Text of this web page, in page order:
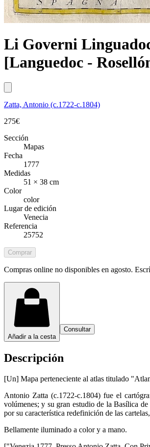
Li Governi
[Languedoc -
Zatta, Antonio (c.1722-c.1804)
275€
Sección
Mapas
Fecha
1777
Medidas
51 × 38 cm
Color
color
Lugar de edición
Venecia
Referencia
25752
Comprar
Compras online no disponibles en agosto.
Añadir a la cesta
Consultar
Descripción
[Un] Mapa perteneciente al atlas titulado
Antonio Zatta (c.1722-c.1804) fue el
volúmenes; y su gran estudio de la Basílica
por su característica redefinición de las
Bellamente iluminado a color y a mano.